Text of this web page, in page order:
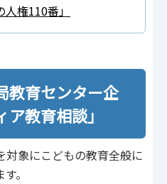
権110番」
教育センター企
教育相談」
対象にこどもの教育全般に
。